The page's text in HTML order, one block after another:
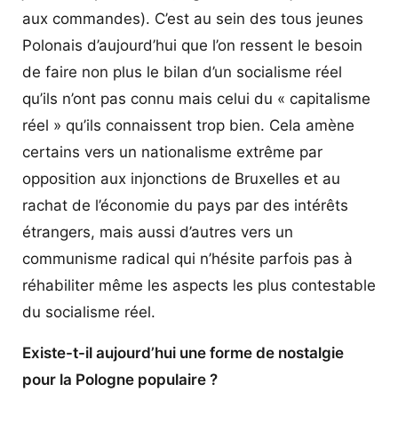
aux commandes). C’est au sein des tous jeunes
Polonais d’aujourd’hui que l’on ressent le besoin
de faire non plus le bilan d’un socialisme réel
qu’ils n’ont pas connu mais celui du « capitalisme
réel » qu’ils connaissent trop bien. Cela amène
certains vers un nationalisme extrême par
opposition aux injonctions de Bruxelles et au
rachat de l’économie du pays par des intérêts
étrangers, mais aussi d’autres vers un
communisme radical qui n’hésite parfois pas à
réhabiliter même les aspects les plus contestable
du socialisme réel.
Existe-t-il aujourd’hui une forme de nostalgie
pour la Pologne populaire ?